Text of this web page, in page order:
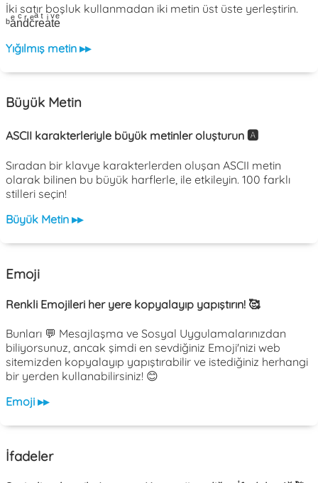
İki satır boşluk kullanmadan iki metin üst üste yerleştirin.
ᵇaͤnͨdͬcͤrͣeͭaͥtͮeͤ
Yığılmış metin ▸▸
Büyük Metin
ASCII karakterleriyle büyük metinler oluşturun 🅰️
Sıradan bir klavye karakterlerden oluşan ASCII metin
olarak bilinen bu büyük harflerle, ile etkileyin. 100 farklı
stilleri seçin!
Büyük Metin ▸▸
Emoji
Renkli Emojileri her yere kopyalayıp yapıştırın! 🥰
Bunları 💬 Mesajlaşma ve Sosyal Uygulamalarınızdan
biliyorsunuz, ancak şimdi en sevdiğiniz Emoji'nizi web
sitemizden kopyalayıp yapıştırabilir ve istediğiniz herhangi
bir yerden kullanabilirsiniz! 😊
Emoji ▸▸
İfadeler